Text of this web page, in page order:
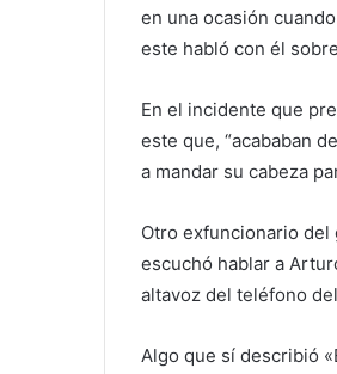
en una ocasión
este habló con él
En el incidente que
este que, “acababan
a mandar su cabeza
Otro exfuncionario del
escuchó hablar a
altavoz del teléfono
Algo que sí describió